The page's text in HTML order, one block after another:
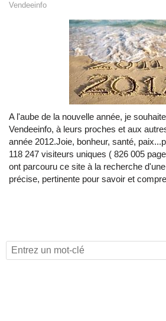
Vendeeinfo
A l'aube de la nouvelle année, je
Vendeeinfo, à leurs proches et aux
année 2012.Joie, bonheur, santé,
118 247 visiteurs uniques ( 826 005
ont parcouru ce site à la recherche
précise, pertinente pour savoir et